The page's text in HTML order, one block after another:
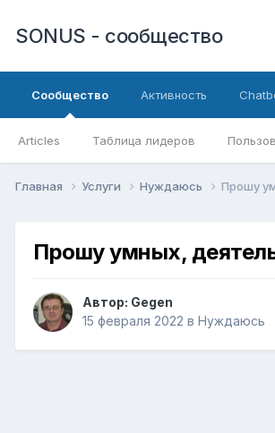
SONUS - сообщество
Сообщество
Articles Таблица лидеров
Активность
Главная Услуги Нуждаюсь Прошу
Прошу умных,
Автор: Gegen
15 февраля 2022 в Нуждаюсь